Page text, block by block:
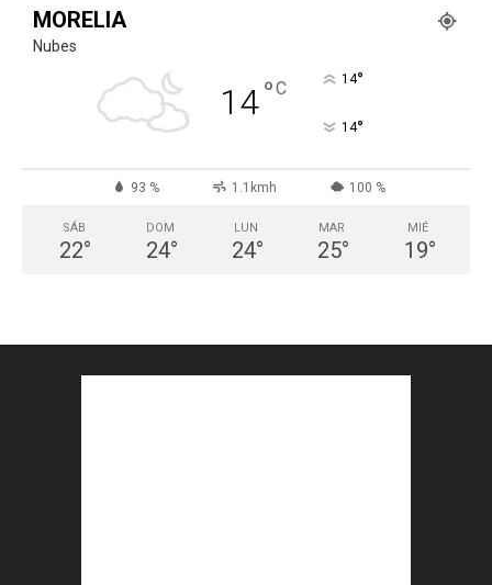
MORELIA
Nubes
14°C 14°
14°
93 % 1.1kmh 100 %
SÁB
22°
DOM
24°
LUN
24°
MAR
25°
MIÉ
19°